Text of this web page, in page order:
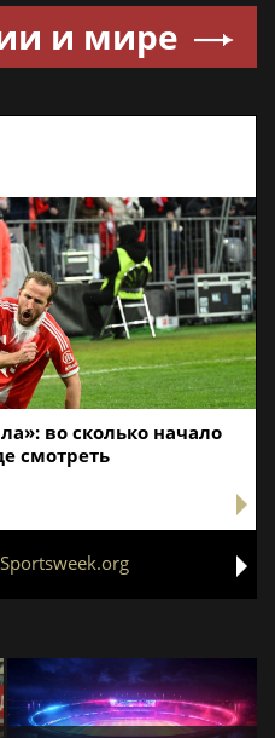
компанию
и мире